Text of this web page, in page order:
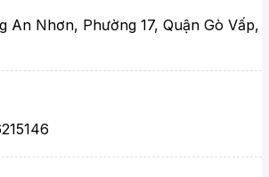
An Nhơn, Phường 17, Quận Gò Vấp,